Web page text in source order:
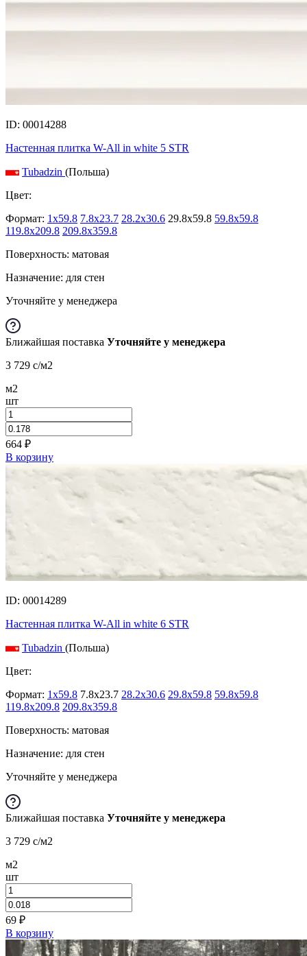
ID: 00014288
Настенная плитка W-All in white 5 STR
Tubadzin (Польша)
Цвет:
Формат: 1x59.8 7.8x23.7 28.2x30.6 29.8x59.8 59.8x59.8
119.8x209.8 209.8x359.8
Поверхность: матовая
Назначение: для стен
Уточняйте у менеджера
Ближайшая поставка Уточняйте у менеджера
3 729 c/м2
м2
шт
664 ₽
В корзину
ID: 00014289
Настенная плитка W-All in white 6 STR
Tubadzin (Польша)
Цвет:
Формат: 1x59.8 7.8x23.7 28.2x30.6 29.8x59.8 59.8x59.8
119.8x209.8 209.8x359.8
Поверхность: матовая
Назначение: для стен
Уточняйте у менеджера
Ближайшая поставка Уточняйте у менеджера
3 729 c/м2
м2
шт
69 ₽
В корзину